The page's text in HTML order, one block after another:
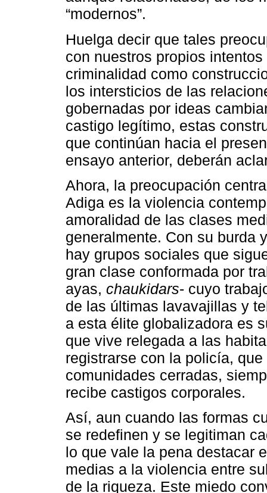
“modernos”.
Huelga decir que tales
con nuestros propios
criminalidad como
los intersticios de las
gobernadas por ideas
castigo legítimo, estas
que continúan hacia el
ensayo anterior, deberán
Ahora, la preocupación
Adiga es la violencia
amoralidad de las clases
generalmente. Con su burda
hay grupos sociales que
gran clase conformada por
ayas, chaukidars- cuyo
de las últimas lavavajillas y
a esta élite globalizadora es
que vive relegada a las
registrarse con la policía,
comunidades cerradas,
recibe castigos corporales.
Así, aun cuando las formas
se redefinen y se legitiman
lo que vale la pena destacar
medias a la violencia entre
de la riqueza. Este miedo